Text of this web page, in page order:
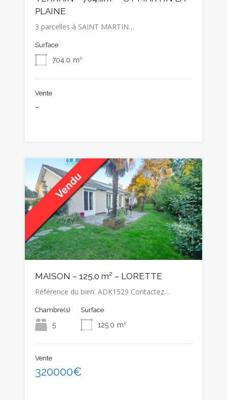
PLAINE
3 parcelles à SAINT MARTIN…
Surface
704.0 m²
Vente
-
MAISON – 125.0 m² – LORETTE
Référence du bien: ADK1529 Contactez…
Chambre(s)
5
Surface
125.0 m²
Vente
320000€